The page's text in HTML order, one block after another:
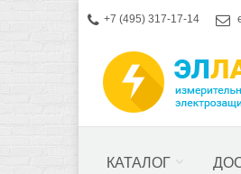
+7 (495) 317-17-14
КАТАЛОГ